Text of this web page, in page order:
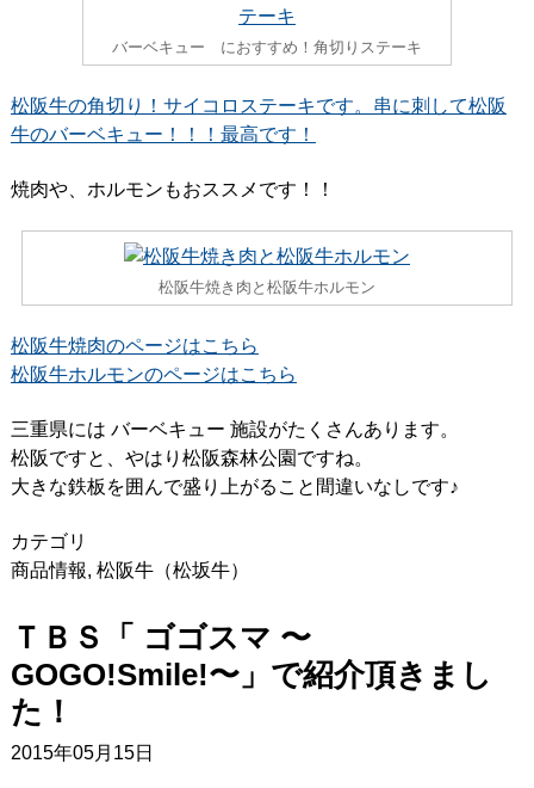
バーベキュー におすすめ！角切りステーキ
松阪牛の角切り！サイコロステーキです。串に刺して松阪
牛のバーベキュー！！！最高です！
焼肉や、ホルモンもおススメです！！
松阪牛焼き肉と松阪牛ホルモン
松阪牛焼肉のページはこちら
松阪牛ホルモンのページはこちら
三重県には バーベキュー 施設がたくさんあります。
松阪ですと、やはり松阪森林公園ですね。
大きな鉄板を囲んで盛り上がること間違いなしです♪
カテゴリ
商品情報, 松阪牛（松坂牛）
ＴＢＳ「 ゴゴスマ 〜
GOGO!Smile!〜」で紹介頂きまし
た！
2015年05月15日